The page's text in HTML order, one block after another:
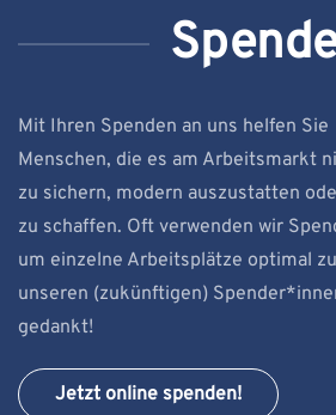
Mit Ihren Spenden an uns helfen
Menschen, die es am Arbeitsmarkt
zu sichern, modern auszustatten
zu schaffen. Oft verwenden wir
um einzelne Arbeitsplätze optimal
unseren (zukünftigen)
gedankt!
Jetzt online spenden!